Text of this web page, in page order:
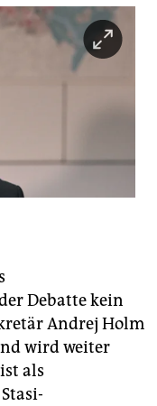
Debatte kein
Andrej Holm
wird weiter
als